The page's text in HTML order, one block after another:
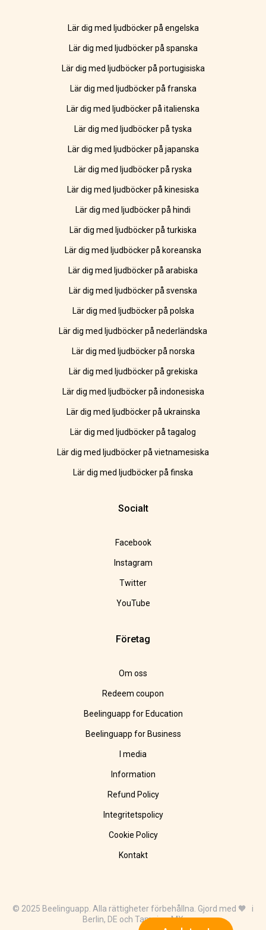
Lär dig med ljudböcker på engelska
Lär dig med ljudböcker på spanska
Lär dig med ljudböcker på portugisiska
Lär dig med ljudböcker på franska
Lär dig med ljudböcker på italienska
Lär dig med ljudböcker på tyska
Lär dig med ljudböcker på japanska
Lär dig med ljudböcker på ryska
Lär dig med ljudböcker på kinesiska
Lär dig med ljudböcker på hindi
Lär dig med ljudböcker på turkiska
Lär dig med ljudböcker på koreanska
Lär dig med ljudböcker på arabiska
Lär dig med ljudböcker på svenska
Lär dig med ljudböcker på polska
Lär dig med ljudböcker på nederländska
Lär dig med ljudböcker på norska
Lär dig med ljudböcker på grekiska
Lär dig med ljudböcker på indonesiska
Lär dig med ljudböcker på ukrainska
Lär dig med ljudböcker på tagalog
Lär dig med ljudböcker på vietnamesiska
Lär dig med ljudböcker på finska
Socialt
Facebook
Instagram
Twitter
YouTube
Företag
Om oss
Redeem coupon
Beelinguapp for Education
Beelinguapp for Business
I media
Information
Refund Policy
Integritetspolicy
Cookie Policy
Kontakt
© 2025 Beelinguapp. Alla rättigheter förbehållna. Gjord med 🧡 i
Berlin, DE och Tampico, MX